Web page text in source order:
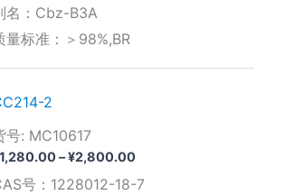
至
名：Cbz-B3A
量标准：＞98%,BR
2
号: MC10617
1,280.00–¥2,800.00价
范
号：1228012-18-7